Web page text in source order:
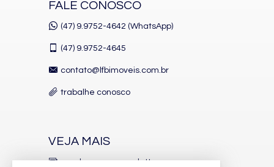
Vista Mar
Acabamento em Gesso
Fechadura Eletrônica
Vista Panorâmica
Área de Serviço
Sacada / Varanda
Sacada com Churrasqueira
Sala de Estar
Espaço Gourmet
FALE CONOSCO
(47) 9.9752-4642 (WhatsApp)
(47) 9.9752-4645
contato@lfbimoveis.com.br
trabalhe conosco
VEJA MAIS
receba nosso newsletter